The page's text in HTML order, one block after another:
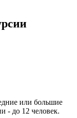
или большие
- до 12 человек.